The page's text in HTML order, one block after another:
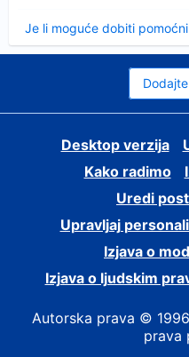
Je li moguće dobiti
Desktop verzija
Kako radimo
Uredi
Upravljaj
Izjava o
Izjava o ljudskim
Autorska prava ©
prava